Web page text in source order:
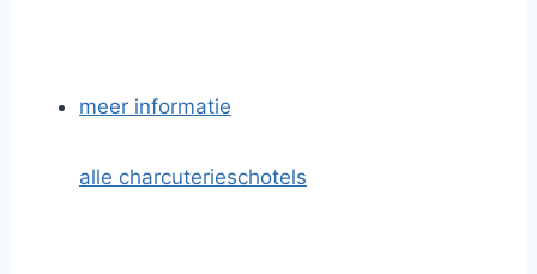
meer informatie
alle charcuterieschotels